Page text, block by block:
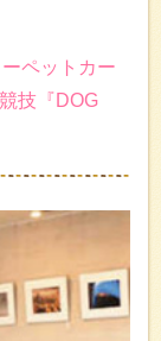
ペットカー
技『DOG